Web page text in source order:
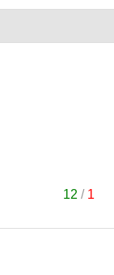
12 / 1